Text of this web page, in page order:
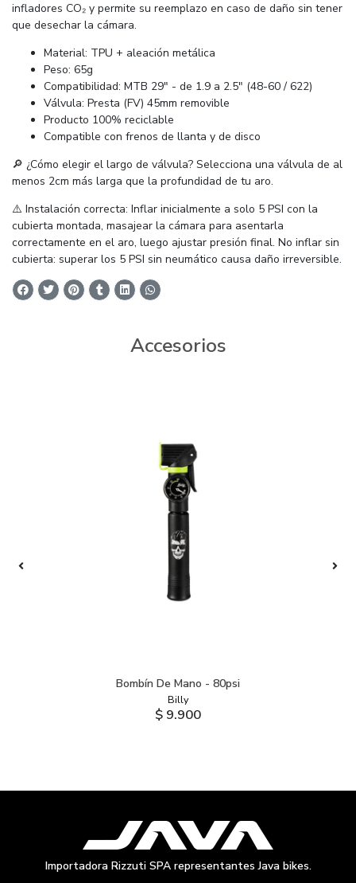
infladores CO₂ y permite su reemplazo en caso de daño sin tener
que desechar la cámara.
Material: TPU + aleación metálica
Peso: 65g
Compatibilidad: MTB 29" - de 1.9 a 2.5" (48-60 / 622)
Válvula: Presta (FV) 45mm removible
Producto 100% reciclable
Compatible con frenos de llanta y de disco
🔎 ¿Cómo elegir el largo de válvula? Selecciona una válvula de al
menos 2cm más larga que la profundidad de tu aro.
⚠️ Instalación correcta: Inflar inicialmente a solo 5 PSI con la
cubierta montada, masajear la cámara para asentarla
correctamente en el aro, luego ajustar presión final. No inflar sin
cubierta: superar los 5 PSI sin neumático causa daño irreversible.
Accesorios
Bombín De Mano - 80psi
Billy
$ 9.900
Importadora Rizzuti SPA representantes Java bikes.